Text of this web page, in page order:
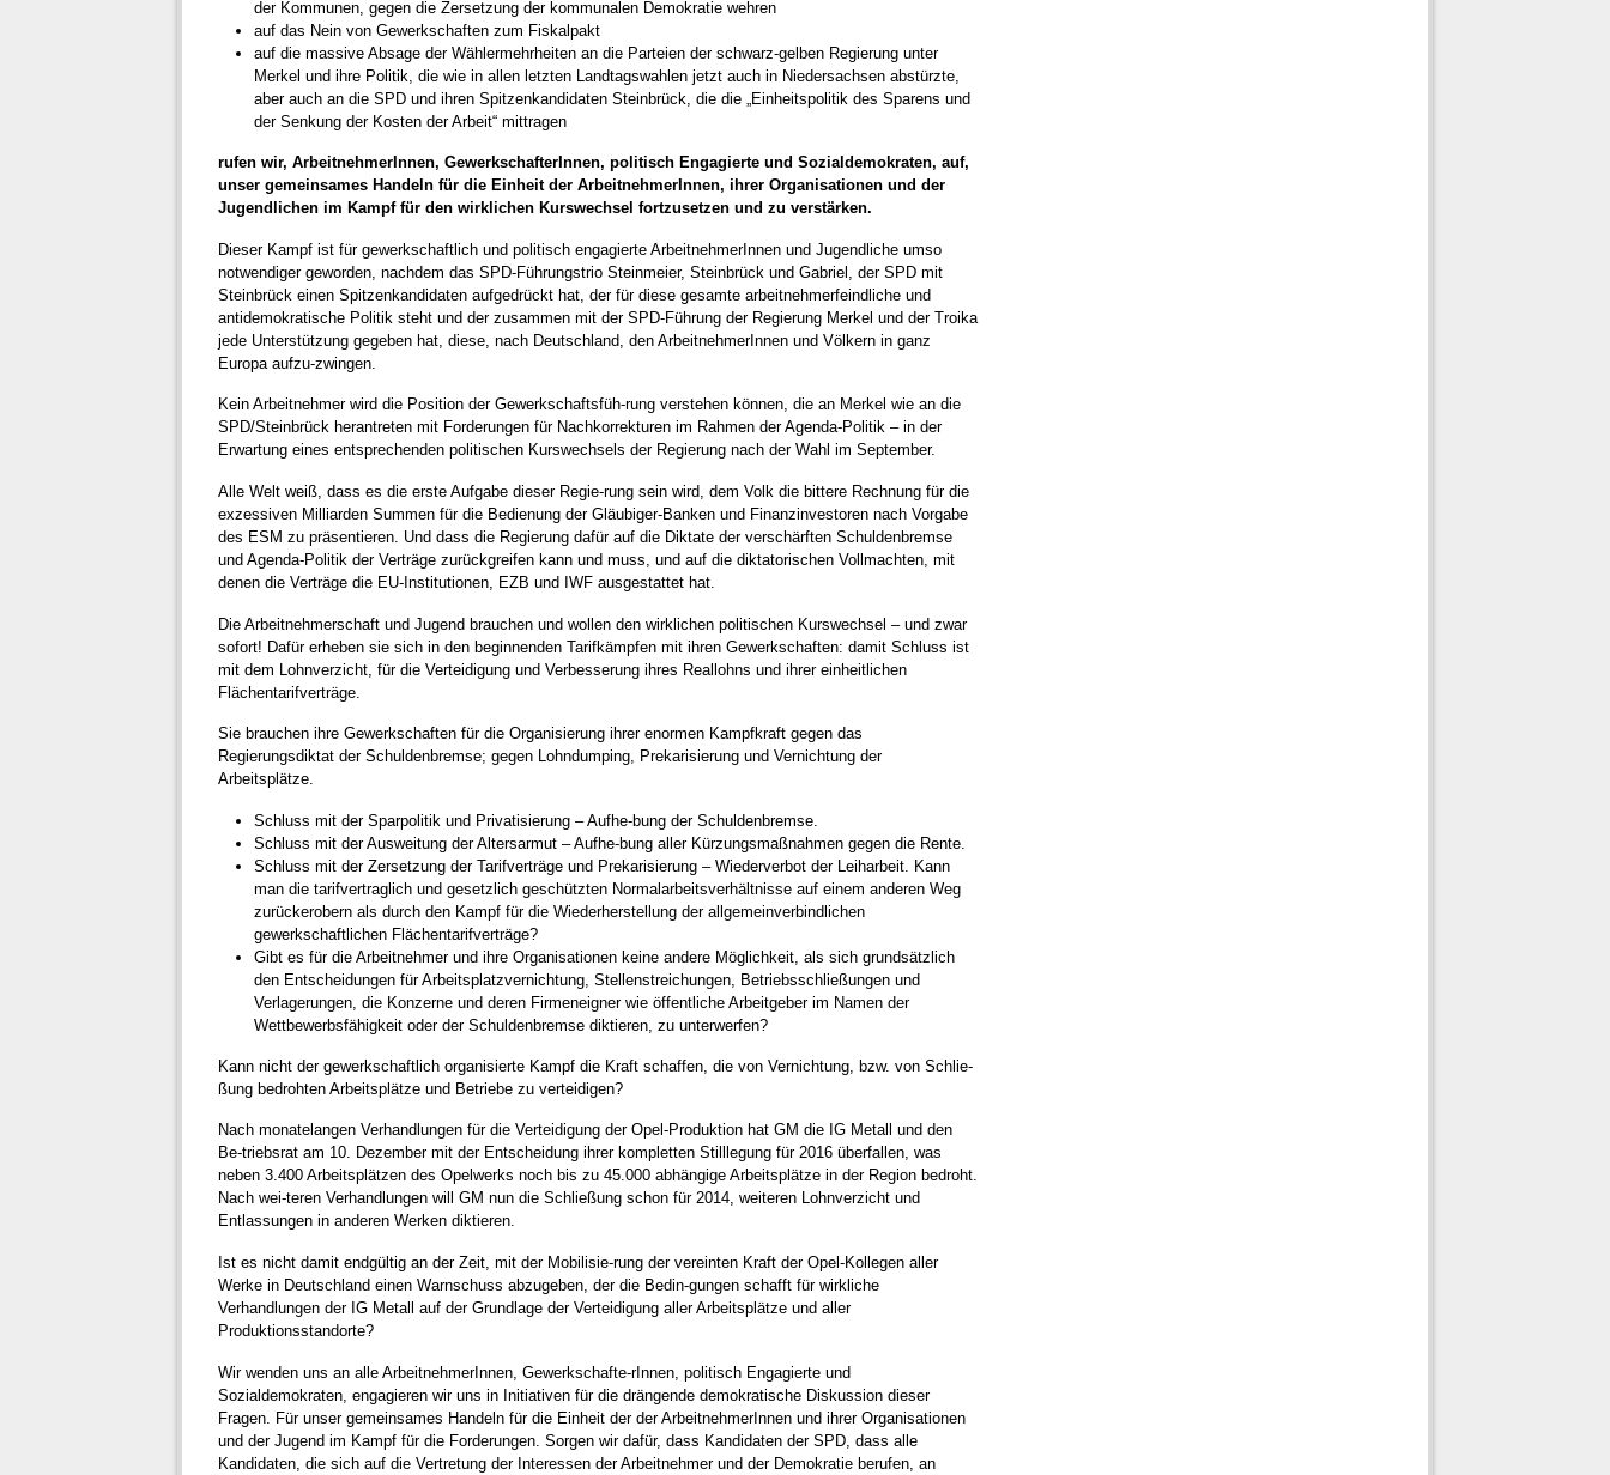
der Kommunen, gegen die Zersetzung der kommunalen Demokratie wehren
auf das Nein von Gewerkschaften zum Fiskalpakt
auf die massive Absage der Wählermehrheiten an die Parteien der schwarz-gelben Regierung unter
Merkel und ihre Politik, die wie in allen letzten Landtagswahlen jetzt auch in Niedersachsen abstürzte,
aber auch an die SPD und ihren Spitzenkandidaten Steinbrück, die die „Einheitspolitik des Sparens und
der Senkung der Kosten der Arbeit“ mittragen
rufen wir, ArbeitnehmerInnen, GewerkschafterInnen, politisch Engagierte und Sozialdemokraten, auf,
unser gemeinsames Handeln für die Einheit der ArbeitnehmerInnen, ihrer Organisationen und der
Jugendlichen im Kampf für den wirklichen Kurswechsel fortzusetzen und zu verstärken.
Dieser Kampf ist für gewerkschaftlich und politisch engagierte ArbeitnehmerInnen und Jugendliche umso
notwendiger geworden, nachdem das SPD-Führungstrio Steinmeier, Steinbrück und Gabriel, der SPD mit
Steinbrück einen Spitzenkandidaten aufgedrückt hat, der für diese gesamte arbeitnehmerfeindliche und
antidemokratische Politik steht und der zusammen mit der SPD-Führung der Regierung Merkel und der Troika
jede Unterstützung gegeben hat, diese, nach Deutschland, den ArbeitnehmerInnen und Völkern in ganz
Europa aufzu-zwingen.
Kein Arbeitnehmer wird die Position der Gewerkschaftsfüh-rung verstehen können, die an Merkel wie an die
SPD/Steinbrück herantreten mit Forderungen für Nachkorrekturen im Rahmen der Agenda-Politik – in der
Erwartung eines entsprechenden politischen Kurswechsels der Regierung nach der Wahl im September.
Alle Welt weiß, dass es die erste Aufgabe dieser Regie-rung sein wird, dem Volk die bittere Rechnung für die
exzessiven Milliarden Summen für die Bedienung der Gläubiger-Banken und Finanzinvestoren nach Vorgabe
des ESM zu präsentieren. Und dass die Regierung dafür auf die Diktate der verschärften Schuldenbremse
und Agenda-Politik der Verträge zurückgreifen kann und muss, und auf die diktatorischen Vollmachten, mit
denen die Verträge die EU-Institutionen, EZB und IWF ausgestattet hat.
Die Arbeitnehmerschaft und Jugend brauchen und wollen den wirklichen politischen Kurswechsel – und zwar
sofort! Dafür erheben sie sich in den beginnenden Tarifkämpfen mit ihren Gewerkschaften: damit Schluss ist
mit dem Lohnverzicht, für die Verteidigung und Verbesserung ihres Reallohns und ihrer einheitlichen
Flächentarifverträge.
Sie brauchen ihre Gewerkschaften für die Organisierung ihrer enormen Kampfkraft gegen das
Regierungsdiktat der Schuldenbremse; gegen Lohndumping, Prekarisierung und Vernichtung der
Arbeitsplätze.
Schluss mit der Sparpolitik und Privatisierung – Aufhe-bung der Schuldenbremse.
Schluss mit der Ausweitung der Altersarmut – Aufhe-bung aller Kürzungsmaßnahmen gegen die Rente.
Schluss mit der Zersetzung der Tarifverträge und Prekarisierung – Wiederverbot der Leiharbeit. Kann
man die tarifvertraglich und gesetzlich geschützten Normalarbeitsverhältnisse auf einem anderen Weg
zurückerobern als durch den Kampf für die Wiederherstellung der allgemeinverbindlichen
gewerkschaftlichen Flächentarifverträge?
Gibt es für die Arbeitnehmer und ihre Organisationen keine andere Möglichkeit, als sich grundsätzlich
den Entscheidungen für Arbeitsplatzvernichtung, Stellenstreichungen, Betriebsschließungen und
Verlagerungen, die Konzerne und deren Firmeneigner wie öffentliche Arbeitgeber im Namen der
Wettbewerbsfähigkeit oder der Schuldenbremse diktieren, zu unterwerfen?
Kann nicht der gewerkschaftlich organisierte Kampf die Kraft schaffen, die von Vernichtung, bzw. von Schlie-
ßung bedrohten Arbeitsplätze und Betriebe zu verteidigen?
Nach monatelangen Verhandlungen für die Verteidigung der Opel-Produktion hat GM die IG Metall und den
Be-triebsrat am 10. Dezember mit der Entscheidung ihrer kompletten Stilllegung für 2016 überfallen, was
neben 3.400 Arbeitsplätzen des Opelwerks noch bis zu 45.000 abhängige Arbeitsplätze in der Region bedroht.
Nach wei-teren Verhandlungen will GM nun die Schließung schon für 2014, weiteren Lohnverzicht und
Entlassungen in anderen Werken diktieren.
Ist es nicht damit endgültig an der Zeit, mit der Mobilisie-rung der vereinten Kraft der Opel-Kollegen aller
Werke in Deutschland einen Warnschuss abzugeben, der die Bedin-gungen schafft für wirkliche
Verhandlungen der IG Metall auf der Grundlage der Verteidigung aller Arbeitsplätze und aller
Produktionsstandorte?
Wir wenden uns an alle ArbeitnehmerInnen, Gewerkschafte-rInnen, politisch Engagierte und
Sozialdemokraten, engagieren wir uns in Initiativen für die drängende demokratische Diskussion dieser
Fragen. Für unser gemeinsames Handeln für die Einheit der der ArbeitnehmerInnen und ihrer Organisationen
und der Jugend im Kampf für die Forderungen. Sorgen wir dafür, dass Kandidaten der SPD, dass alle
Kandidaten, die sich auf die Vertretung der Interessen der Arbeitnehmer und der Demokratie berufen, an